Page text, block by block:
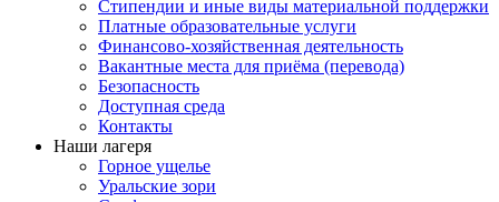
Стипендии и иные виды материальной поддержки
Платные образовательные услуги
Финансово-хозяйственная деятельность
Вакантные места для приёма (перевода)
Безопасность
Доступная среда
Контакты
Наши лагеря
Горное ущелье
Уральские зори